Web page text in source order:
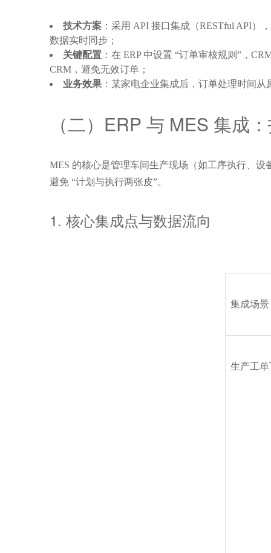
技术方案 ：采用 API 接口集成（RESTful API）
数据实时同步；
关键配置 ：在 ERP 中设置 “订单审核规则”，
CRM，避免无效订单；
业务效果 ：某家电企业集成后，订单处理时间
（二）ERP 与 MES 集成
MES 的核心是管理车间生产现场（如工序执行、设
避免 “计划与执行两张皮”。
1. 核心集成点与数据流向
集成场景
生产工单